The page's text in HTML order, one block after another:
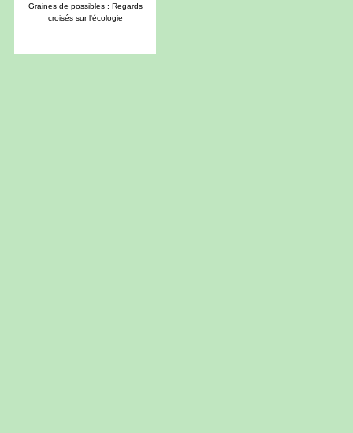
Graines de possibles : Regards
croisés sur l'écologie